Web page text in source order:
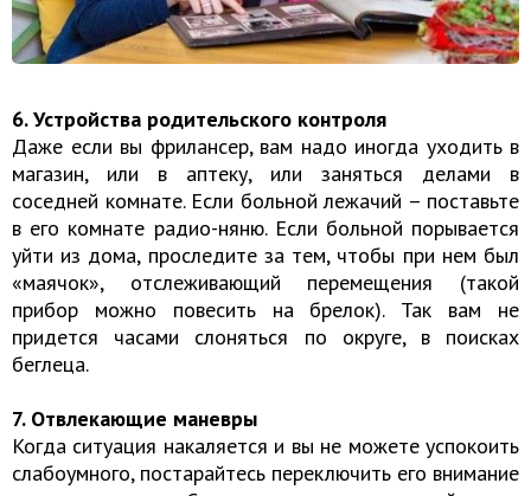
6. Устройства родительского контроля
Даже если вы фрилансер, вам надо иногда уходить в
магазин, или в аптеку, или заняться делами в
соседней комнате. Если больной лежачий – поставьте
в его комнате радио-няню. Если больной порывается
уйти из дома, проследите за тем, чтобы при нем был
«маячок», отслеживающий перемещения (такой
прибор можно повесить на брелок). Так вам не
придется часами слоняться по округе, в поисках
беглеца.
7. Отвлекающие маневры
Когда ситуация накаляется и вы не можете успокоить
слабоумного, постарайтесь переключить его внимание